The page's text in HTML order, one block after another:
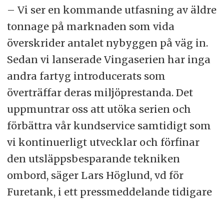
– Vi ser en kommande utfasning av äldre
tonnage på marknaden som vida
överskrider antalet nybyggen på väg in.
Sedan vi lanserade Vingaserien har inga
andra fartyg introducerats som
överträffar deras miljöprestanda. Det
uppmuntrar oss att utöka serien och
förbättra vår kundservice samtidigt som
vi kontinuerligt utvecklar och förfinar
den utsläppsbesparande tekniken
ombord, säger Lars Höglund, vd för
Furetank, i ett pressmeddelande tidigare